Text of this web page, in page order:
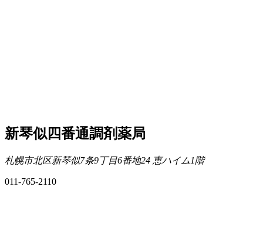
新琴似四番通調剤薬局
札幌市北区新琴似7条9丁目6番地24 恵ハイム1階
011-765-2110